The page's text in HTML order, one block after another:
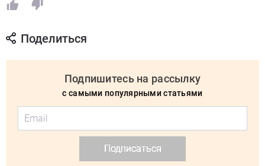
Поделиться
Подпишитесь на рассылку
с самыми популярными статьями
Подписаться